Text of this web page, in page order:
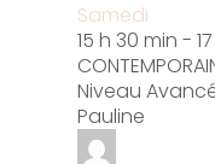
Samedi
15 h 30 min -
Niveau
Pauline